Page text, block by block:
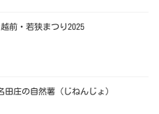
前・若狭まつり2025
庄の自然薯（じねんじょ）